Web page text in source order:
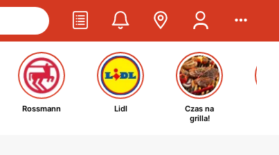
Rossmann Lidl
Czas na
grilla!